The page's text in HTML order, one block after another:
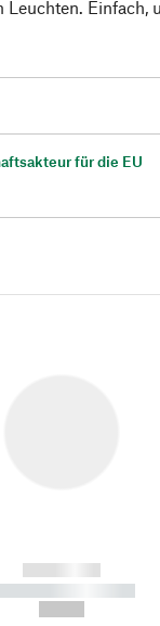
Leuchten. Einfach,
für die EU
------------
-----------